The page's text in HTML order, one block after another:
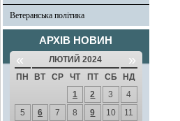
Ветеранська політика
АРХІВ НОВИН
« ЛЮТИЙ 2024 »
ПН ВТ СР ЧТ ПТ СБ
НД
1
2 3
4
5
6 7 8 9 10
11